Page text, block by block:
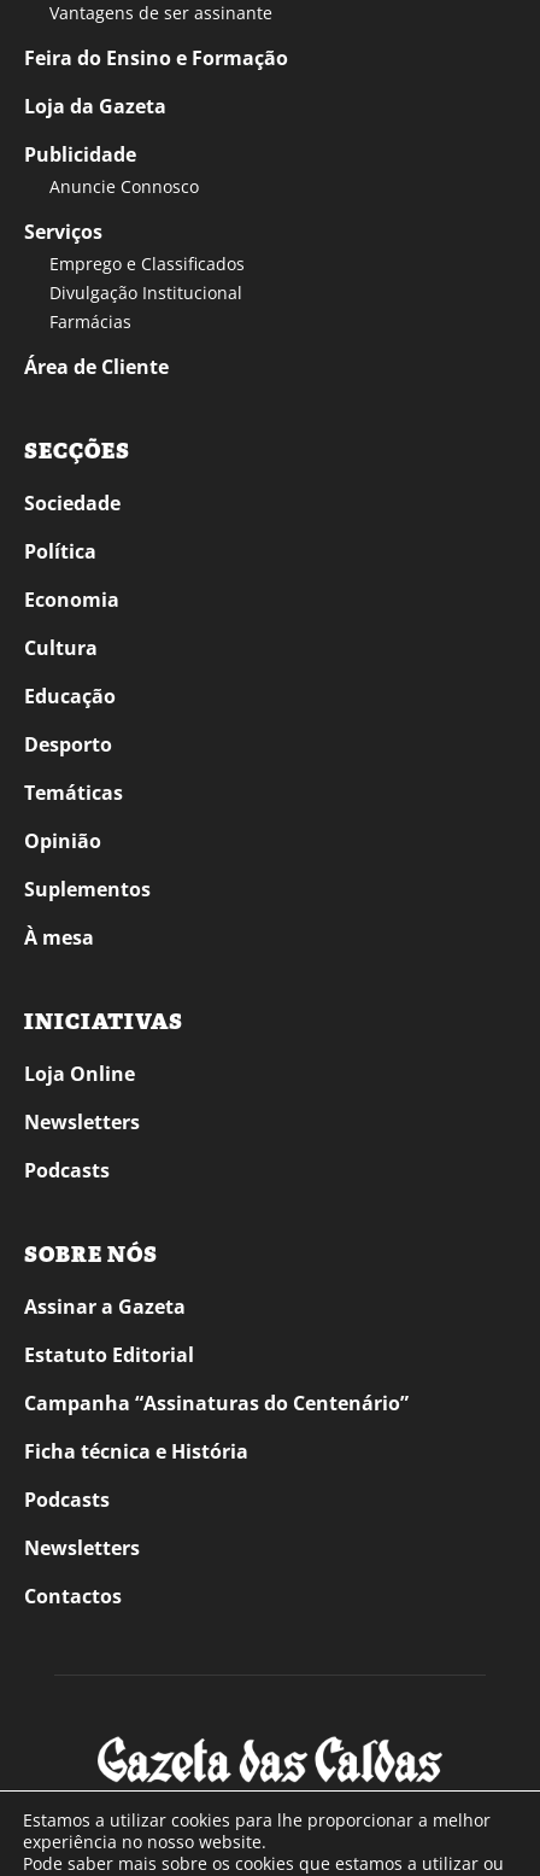
Vantagens de ser assinante
Feira do Ensino e Formação
Loja da Gazeta
Publicidade
Anuncie Connosco
Serviços
Emprego e Classificados
Divulgação Institucional
Farmácias
Área de Cliente
SECÇÕES
Sociedade
Política
Economia
Cultura
Educação
Desporto
Temáticas
Opinião
Suplementos
À mesa
INICIATIVAS
Loja Online
Newsletters
Podcasts
SOBRE NÓS
Assinar a Gazeta
Estatuto Editorial
Campanha “Assinaturas do Centenário”
Ficha técnica e História
Podcasts
Newsletters
Contactos
SOBRE NÓS
Estamos a utilizar cookies para lhe proporcionar a melhor
experiência no nosso website.
Pode saber mais sobre os cookies que estamos a utilizar ou